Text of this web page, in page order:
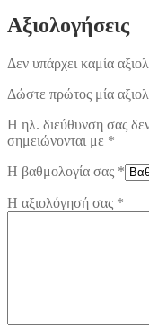
Αξιολογήσεις
Δεν υπάρχει καμία
Δώστε πρώτος μία
Η ηλ. διεύθυνση σας
σημειώνονται με *
Η βαθμολογία σας *
Η αξιολόγησή σας *